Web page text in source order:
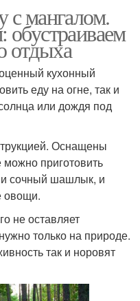
с мангалом.
обустраиваем
отдыха
кухонный
еду на огне, так и
или дождя под
Оснащены
приготовить
сочный шашлык, и
овощи.
не оставляет
только на природе.
так и норовят